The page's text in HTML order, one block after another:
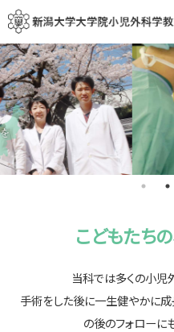
こどもたち
当科では多くの小児
手術をした後に一生健やかに成
の後のフォローに